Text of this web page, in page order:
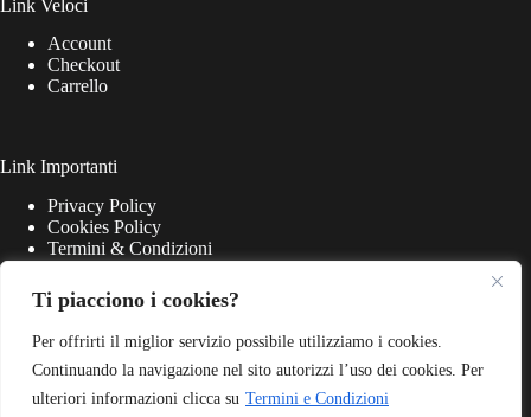
Ti piacciono i cookies?
Per offrirti il miglior servizio possibile utilizziamo i cookies.
Continuando la navigazione nel sito autorizzi l’uso dei cookies. Per
ulteriori informazioni clicca su Termini e Condizioni
Link Veloci
Account
Checkout
Carrello
Link Importanti
Privacy Policy
Cookies Policy
Termini & Condizioni